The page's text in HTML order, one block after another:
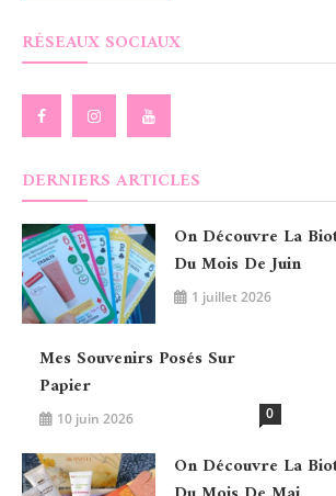
RÉSEAUX SOCIAUX
DERNIERS ARTICLES
On Découvre La
Du Mois De Juin
1 juillet 2026
Mes Souvenirs Posés Sur
Papier
10 juin 2026 0
On Découvre La